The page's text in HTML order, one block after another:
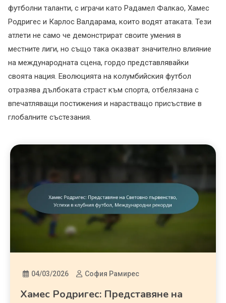
футболни таланти, с играчи като Радамел Фалкао, Хамес
Родригес и Карлос Валдарама, които водят атаката. Тези
атлети не само че демонстрират своите умения в
местните лиги, но също така оказват значително влияние
на международната сцена, гордо представлявайки
своята нация. Еволюцията на колумбийския футбол
отразява дълбоката страст към спорта, отбелязана с
впечатляващи постижения и нарастващо присъствие в
глобалните състезания.
04/03/2026 София Рамирес
Хамес Родригес: Представяне на